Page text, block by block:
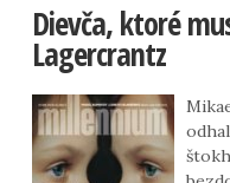
Dievča, ktoré
Lagercrantz